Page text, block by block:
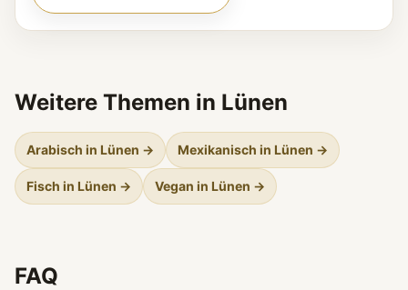
Weitere Themen in Lünen
Arabisch in Lünen → Mexikanisch in Lünen →
Fisch in Lünen → Vegan in Lünen →
FAQ